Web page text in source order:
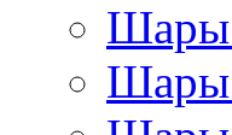
Шары
Шары